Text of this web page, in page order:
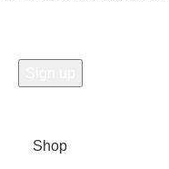
Shop